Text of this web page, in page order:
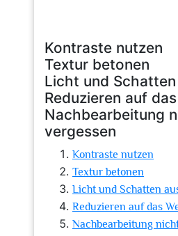
Kontraste nutzen
Textur betonen
Licht und
Reduzieren auf
Nachbearbeitung
vergessen
Kontraste nutzen
Textur betonen
Licht und Schatten
Reduzieren auf das
Nachbearbeitung